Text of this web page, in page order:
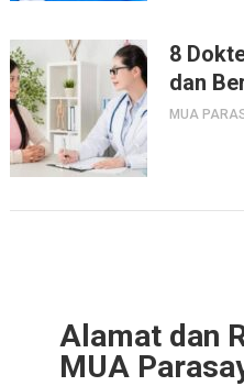
8
dan
MUA
Alamat dan
MUA